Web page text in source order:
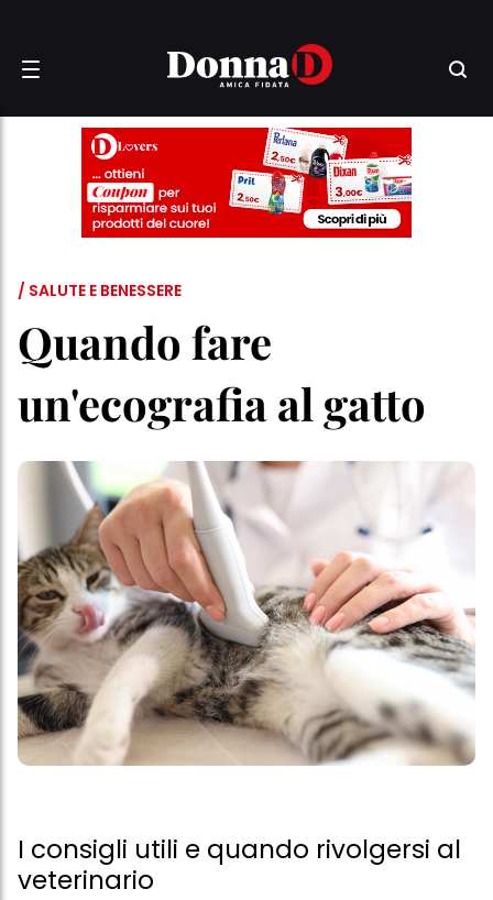
/ SALUTE E BENESSERE
Quando fare
un'ecografia al gatto
I consigli utili e quando rivolgersi al
veterinario